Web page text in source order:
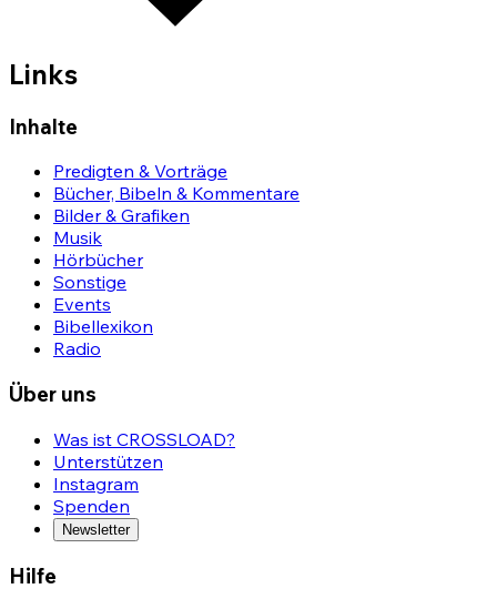
Links
Inhalte
Predigten & Vorträge
Bücher, Bibeln & Kommentare
Bilder & Grafiken
Musik
Hörbücher
Sonstige
Events
Bibellexikon
Radio
Über uns
Was ist CROSSLOAD?
Unterstützen
Instagram
Spenden
Newsletter
Hilfe